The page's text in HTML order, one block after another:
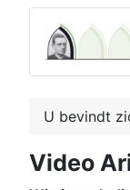
U bevindt
Video